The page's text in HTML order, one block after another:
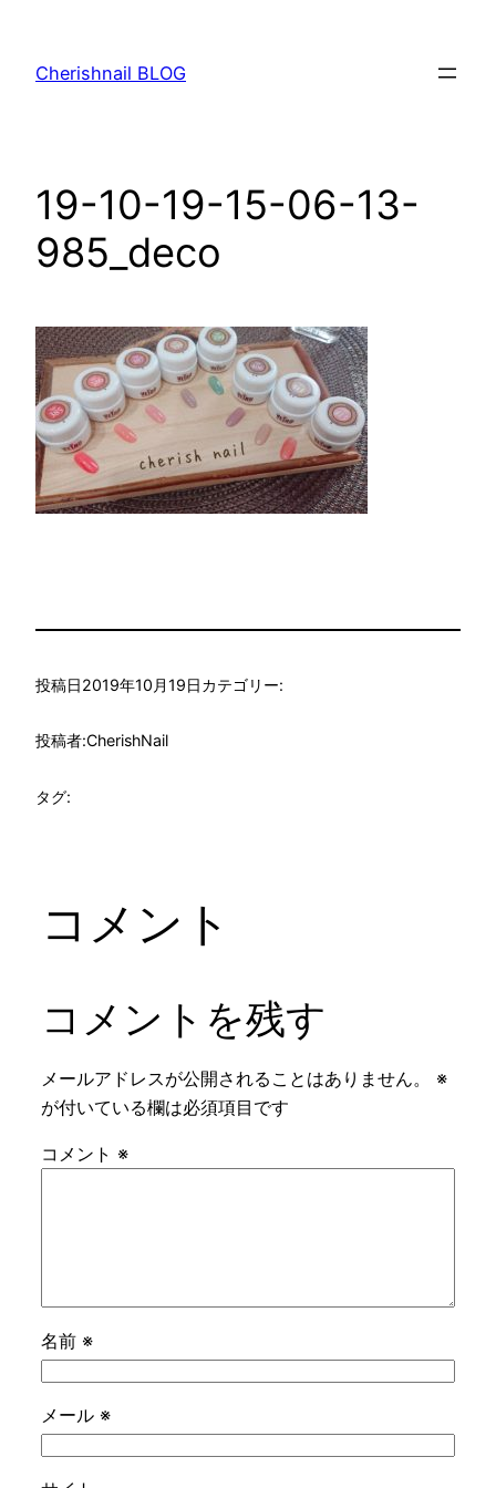
Cherishnail BLOG
19-10-19-15-06-13-
985_deco
投稿日2019年10月19日カテゴリー:
投稿者:CherishNail
タグ:
コメント
コメントを残す
メールアドレスが公開されることはありません。
※
が付いている欄は必須項目です
コメント ※
名前 ※
メール ※